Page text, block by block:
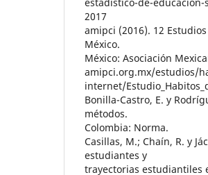
2017
amipci (2016). 12
México.
México: Asociación
amipci.org.mx/estudios/
internet/
Bonilla-Castro, E. y
métodos.
Colombia: Norma.
Casillas, M.; Chaín, R. y
estudiantes y
trayectorias estudiantiles